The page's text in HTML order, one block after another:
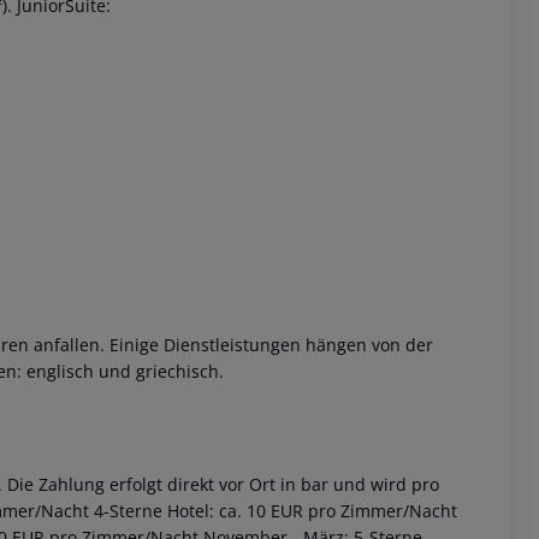
JuniorSuite:
anfallen. Einige Dienstleistungen hängen von der
englisch und griechisch.
Zahlung erfolgt direkt vor Ort in bar und wird pro
Nacht 4-Sterne Hotel: ca. 10 EUR pro Zimmer/Nacht